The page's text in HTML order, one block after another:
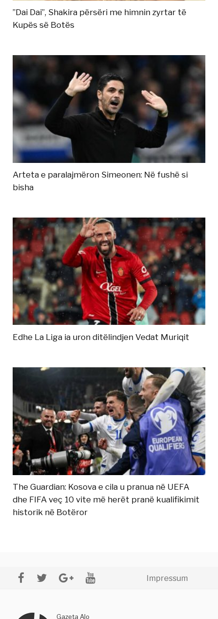
”Dai Dai”, Shakira përsëri me himnin zyrtar të
Kupës së Botës
Arteta e paralajmëron Simeonen: Në fushë si
bisha
Edhe La Liga ia uron ditëlindjen Vedat Muriqit
The Guardian: Kosova e cila u pranua në UEFA
dhe FIFA veç 10 vite më herët pranë kualifikimit
historik në Botëror
Impressum
Gazeta Alo